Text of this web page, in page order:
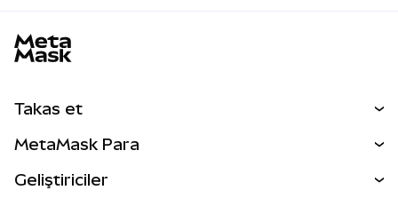
Takas et
Perps
MetaMask Para
Geliştiriciler